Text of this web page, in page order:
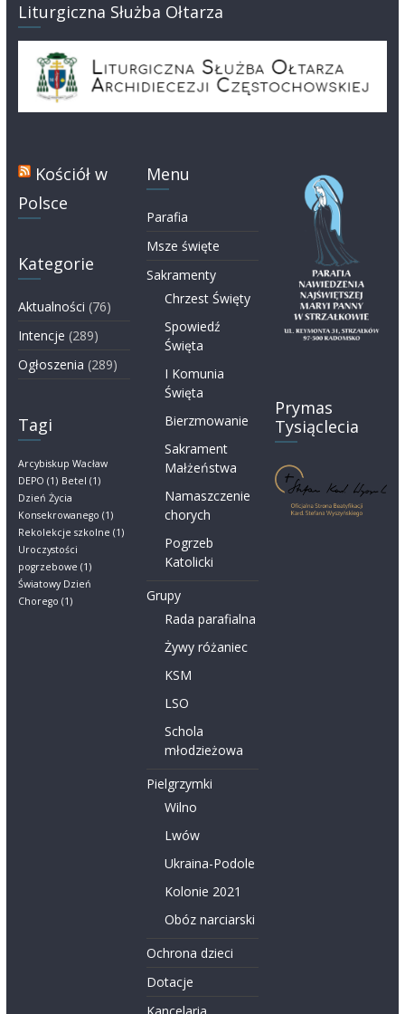
Liturgiczna Służba Ołtarza
Kościół w
Polsce
Kategorie
Aktualności (76)
Intencje (289)
Ogłoszenia (289)
Tagi
Arcybiskup Wacław
DEPO (1) Betel (1)
Dzień Życia
Konsekrowanego (1)
Rekolekcje szkolne (1)
Uroczystości
pogrzebowe (1)
Światowy Dzień
Chorego (1)
Menu
Parafia
Msze święte
Sakramenty
Chrzest Święty
Spowiedź
Święta
I Komunia
Święta
Bierzmowanie
Sakrament
Małżeństwa
Namaszczenie
chorych
Pogrzeb
Katolicki
Grupy
Rada parafialna
Żywy różaniec
KSM
LSO
Schola
młodzieżowa
Pielgrzymki
Wilno
Lwów
Ukraina-Podole
Kolonie 2021
Obóz narciarski
Ochrona dzieci
Dotacje
Prymas
Tysiąclecia